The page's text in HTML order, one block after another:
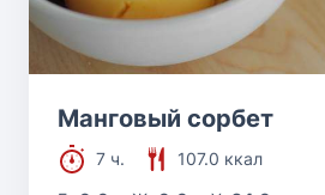
Манговый сорбет
7 ч.
107.0 ккал